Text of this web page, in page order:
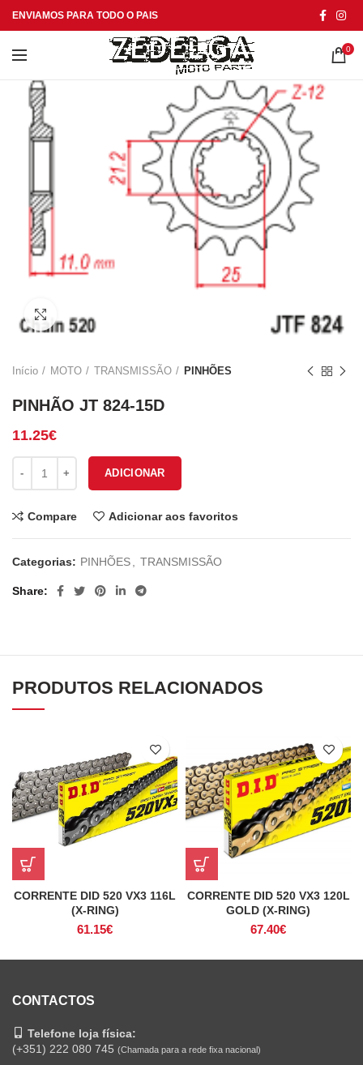
ENVIAMOS PARA TODO O PAIS
0
Click to enlarge
Início MOTO TRANSMISSÃO PINHÕES
PINHÃO JT 824-15D
11.25€
ADICIONAR
Compare Adicionar aos favoritos
Categorias: PINHÕES TRANSMISSÃO
Share
PRODUTOS RELACIONADOS
CORRENTE DID 520 VX3 116L
(X-RING)
61.15€
CORRENTE DID 520 VX3 120L
GOLD (X-RING)
67.40€
CONTACTOS
Telefone loja física:
(+351) 222 080 745 (Chamada para a rede fixa nacional)